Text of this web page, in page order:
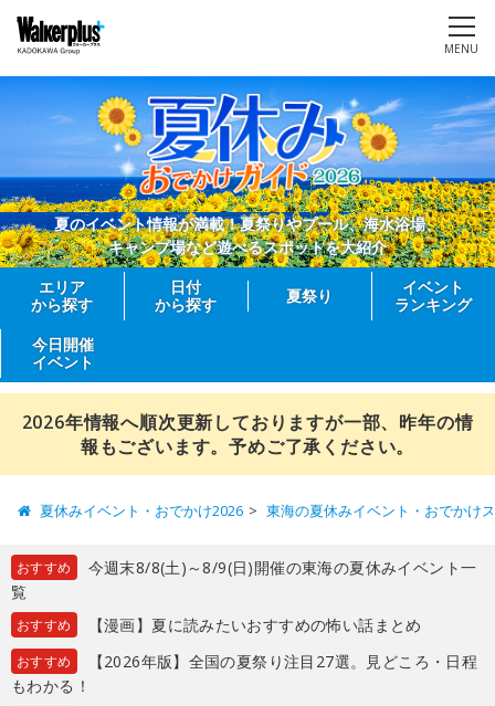
MENU
夏のイベント情報が満載！夏祭りやプール、海水浴場、
キャンプ場など遊べるスポットを大紹介
エリア
から探す
日付
から探す
夏祭り
イベント
ランキング
今日開催
イベント
2026年情報へ順次更新しておりますが一部、昨年の情
報もございます。予めご了承ください。
夏休みイベント・おでかけ2026 東海の夏休みイベント・おでかけ
おすすめ
今週末8/8(土)～8/9(日)開催の東海の夏休みイベント一
覧
おすすめ 【漫画】夏に読みたいおすすめの怖い話まとめ
おすすめ
【2026年版】全国の夏祭り注目27選。見どころ・日程
もわかる！